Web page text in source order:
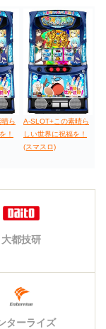
ら
！
A-SLOT+この素晴ら
しい世界に祝福を！
(スマスロ)
大都技研
ターライズ